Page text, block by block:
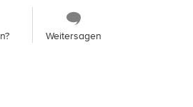
Weitersagen